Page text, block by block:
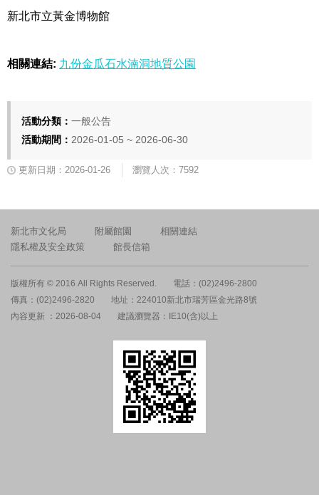
新北市立黃金博物館
相關連結: 九份金瓜石水湳洞地質公園
活動分類： 一般公告
活動期間： 2026-01-05 ~ 2026-06-30
更新日期：2026-01-26 瀏覽人次：7592
新北市文化局 附屬館園
相關連結
隱私權及安全政策
館長信箱
版權所有 © 2016 All Rights Reserved.
電話：(02)2496-2800
傳真：(02)2496-2820
地址：224010新北市瑞芳區金光路8號
內容更新 ：2026-08-04
建議瀏覽器：IE10(含)以上